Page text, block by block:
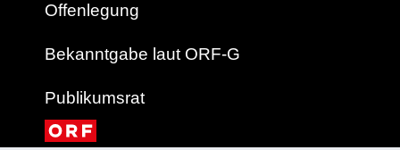
Offenlegung
Bekanntgabe laut ORF-G
Publikumsrat